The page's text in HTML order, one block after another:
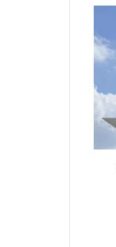
m
l
a
d
r